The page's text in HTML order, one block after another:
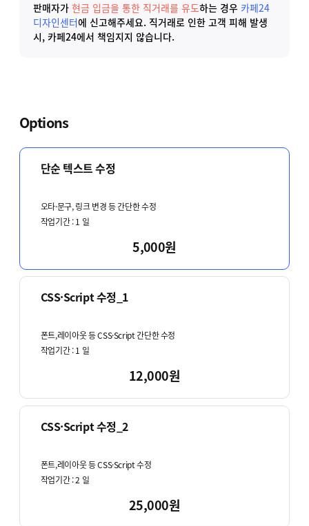
Options
단순 텍스트 수정
오타·문구, 링크 변경 등 간단한 수정
작업기간 :1 일
5,000원
CSS·Script 수정_1
폰트,레이아웃 등 CSS·Script 간단한 수정
작업기간 :1 일
12,000원
CSS·Script 수정_2
폰트,레이아웃 등 CSS·Script 수정
작업기간 :2 일
25,000원
판매자가 현금 입금을 통한 직거래를 유도하는 경우 카페24
디자인센터에 신고해주세요. 직거래로 인한 고객 피해 발생
시, 카페24에서 책임지지 않습니다.